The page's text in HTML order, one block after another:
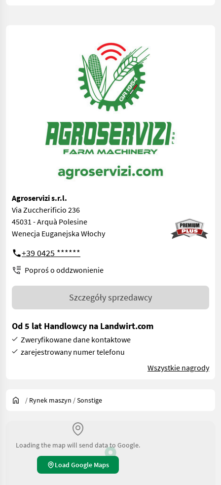
Agroservizi s.r.l.
Via Zuccherificio 236
45031 - Arquà Polesine
Wenecja Euganejska Włochy
+39 0425 ******
Poproś o oddzwonienie
Szczegóły sprzedawcy
Od 5 lat Handlowcy na Landwirt.com
Zweryfikowane dane kontaktowe
zarejestrowany numer telefonu
Wszystkie nagrody
/ Rynek maszyn /Sonstige
Loading the map will send data to Google.
Load Google Maps